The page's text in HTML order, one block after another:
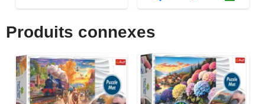
Produits connexes